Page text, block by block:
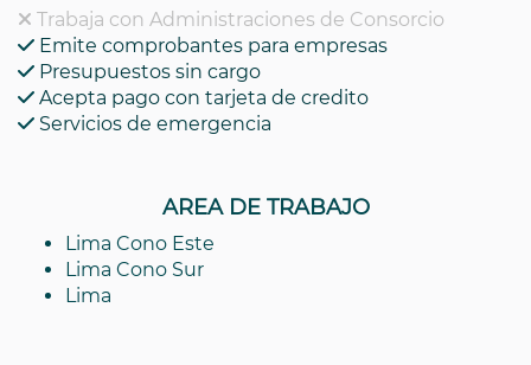
Trabaja con Administraciones de Consorcio
Emite comprobantes para empresas
Presupuestos sin cargo
Acepta pago con tarjeta de credito
Servicios de emergencia
AREA DE TRABAJO
Lima Cono Este
Lima Cono Sur
Lima